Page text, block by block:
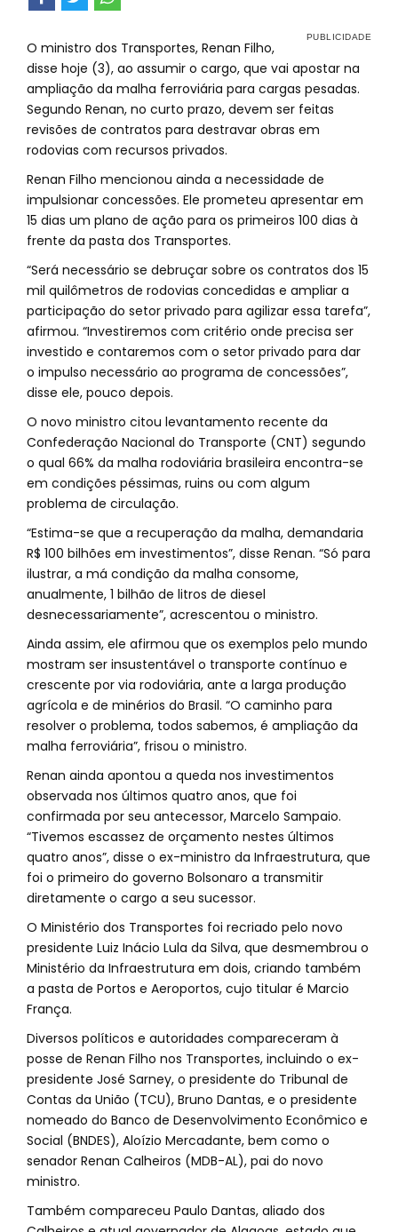
O ministro dos Transportes, Renan Filho,
disse hoje (3), ao assumir o cargo, que vai apostar na
ampliação da malha ferroviária para cargas pesadas.
Segundo Renan, no curto prazo, devem ser feitas
revisões de contratos para destravar obras em
rodovias com recursos privados.
Renan Filho mencionou ainda a necessidade de
impulsionar concessões. Ele prometeu apresentar em
15 dias um plano de ação para os primeiros 100 dias à
frente da pasta dos Transportes.
“Será necessário se debruçar sobre os contratos dos 15
mil quilômetros de rodovias concedidas e ampliar a
participação do setor privado para agilizar essa tarefa”,
afirmou. “Investiremos com critério onde precisa ser
investido e contaremos com o setor privado para dar
o impulso necessário ao programa de concessões”,
disse ele, pouco depois.
O novo ministro citou levantamento recente da
Confederação Nacional do Transporte (CNT) segundo
o qual 66% da malha rodoviária brasileira encontra-se
em condições péssimas, ruins ou com algum
problema de circulação.
“Estima-se que a recuperação da malha, demandaria
R$ 100 bilhões em investimentos”, disse Renan. “Só para
ilustrar, a má condição da malha consome,
anualmente, 1 bilhão de litros de diesel
desnecessariamente”, acrescentou o ministro.
Ainda assim, ele afirmou que os exemplos pelo mundo
mostram ser insustentável o transporte contínuo e
crescente por via rodoviária, ante a larga produção
agrícola e de minérios do Brasil. “O caminho para
resolver o problema, todos sabemos, é ampliação da
malha ferroviária”, frisou o ministro.
Renan ainda apontou a queda nos investimentos
observada nos últimos quatro anos, que foi
confirmada por seu antecessor, Marcelo Sampaio.
“Tivemos escassez de orçamento nestes últimos
quatro anos”, disse o ex-ministro da Infraestrutura, que
foi o primeiro do governo Bolsonaro a transmitir
diretamente o cargo a seu sucessor.
O Ministério dos Transportes foi recriado pelo novo
presidente Luiz Inácio Lula da Silva, que desmembrou o
Ministério da Infraestrutura em dois, criando também
a pasta de Portos e Aeroportos, cujo titular é Marcio
França.
Diversos políticos e autoridades compareceram à
posse de Renan Filho nos Transportes, incluindo o ex-
presidente José Sarney, o presidente do Tribunal de
Contas da União (TCU), Bruno Dantas, e o presidente
nomeado do Banco de Desenvolvimento Econômico e
Social (BNDES), Aloízio Mercadante, bem como o
senador Renan Calheiros (MDB-AL), pai do novo
ministro.
Também compareceu Paulo Dantas, aliado dos